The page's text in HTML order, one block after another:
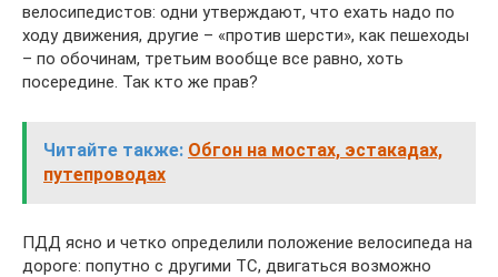
велосипедистов: одни утверждают, что ехать надо по
ходу движения, другие – «против шерсти», как пешеходы
– по обочинам, третьим вообще все равно, хоть
посередине. Так кто же прав?
Читайте также: Обгон на мостах, эстакадах,
путепроводах
ПДД ясно и четко определили положение велосипеда на
дороге: попутно с другими ТС, двигаться возможно